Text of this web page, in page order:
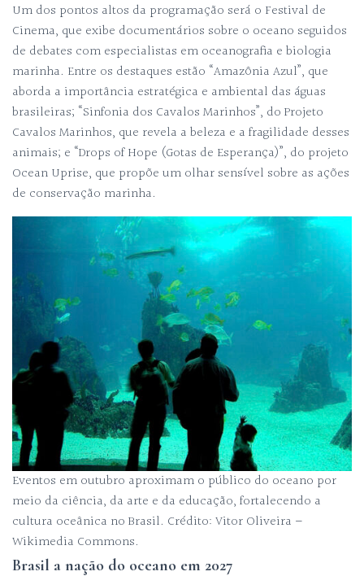
Um dos pontos altos da programação será o Festival de
Cinema, que exibe documentários sobre o oceano seguidos
de debates com especialistas em oceanografia e biologia
marinha. Entre os destaques estão “Amazônia Azul”, que
aborda a importância estratégica e ambiental das águas
brasileiras; “Sinfonia dos Cavalos Marinhos”, do Projeto
Cavalos Marinhos, que revela a beleza e a fragilidade desses
animais; e “Drops of Hope (Gotas de Esperança)”, do projeto
Ocean Uprise, que propõe um olhar sensível sobre as ações
de conservação marinha.
Eventos em outubro aproximam o público do oceano por
meio da ciência, da arte e da educação, fortalecendo a
cultura oceânica no Brasil. Crédito: Vitor Oliveira –
Wikimedia Commons.
Brasil a nação do oceano em 2027